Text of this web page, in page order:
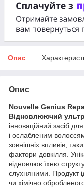
Опис
Опис
Nouvelle Genius
Відновлюючий
інноваційний засіб
і ослабленим
зовнішніх впливів,
фактори довкілля.
відновлює їхню
слухняними. Продукт
чи хімічно